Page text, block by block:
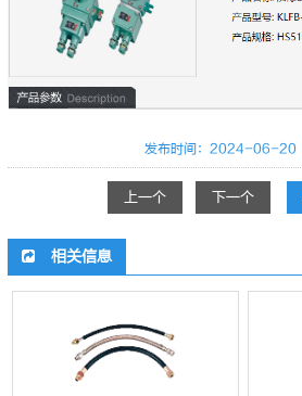
发布时间：2024-06-20
上一个 下一个
相关信息